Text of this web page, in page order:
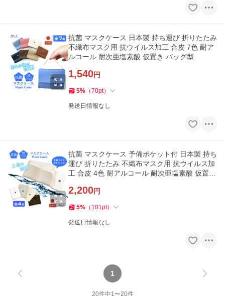
抗菌 マスクケース 日本製 持ち運び 折りたたみ
不織布マスク用 抗ウイルス加工 合皮 7色 耐ア
ルコール 耐次亜塩素酸 仮置き バッグ型
1,540円
5% （70pt）
発送日情報なし
抗菌 マスクケース 予備ポケット付 日本製 持ち
運び 折りたたみ 不織布マスク用 抗ウイルス加
工 合皮 4色 耐アルコール 耐次亜塩素酸 仮置き
2,200円
5% （ 101pt）
発送日情報なし
1
20件中1〜20件